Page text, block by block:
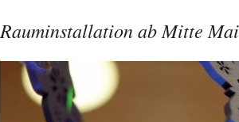
Rauminstallation ab Mitte